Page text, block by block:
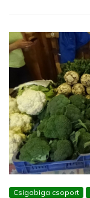
Csigabiga csoport